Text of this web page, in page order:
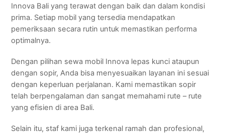
Innova Bali yang terawat dengan baik dan dalam kondisi
prima. Setiap mobil yang tersedia mendapatkan
pemeriksaan secara rutin untuk memastikan performa
optimalnya.
Dengan pilihan sewa mobil Innova lepas kunci ataupun
dengan sopir, Anda bisa menyesuaikan layanan ini sesuai
dengan keperluan perjalanan. Kami memastikan sopir
telah berpengalaman dan sangat memahami rute – rute
yang efisien di area Bali.
Selain itu, staf kami juga terkenal ramah dan profesional,